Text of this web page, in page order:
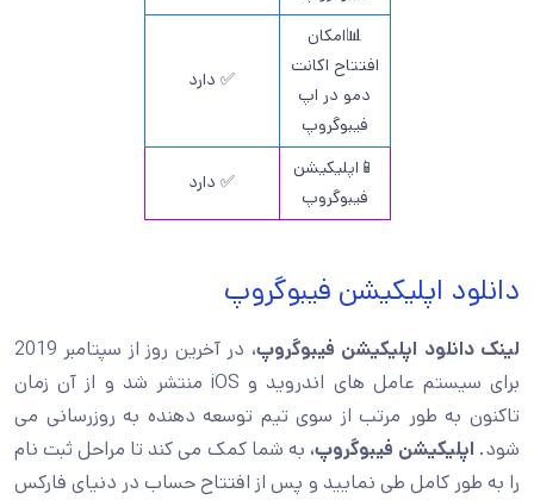
📊امکان
افتتاح اکانت
دمو در اپ
فیبوگروپ
✅ دارد
📱اپلیکیشن
فیبوگروپ
✅ دارد
دانلود اپلیکیشن فیبوگروپ
لینک دانلود اپلیکیشن فیبوگروپ،
در آخرین روز از سپتامبر 2019
برای سیستم عامل های اندروید و iOS منتشر شد و از آن زمان
تاکنون به طور مرتب از سوی تیم توسعه دهنده به روزرسانی می
شود. اپلیکیشن فیبوگروپ، به شما کمک می کند تا مراحل ثبت نام
را به طور کامل طی نمایید و پس از افتتاح حساب در دنیای فارکس